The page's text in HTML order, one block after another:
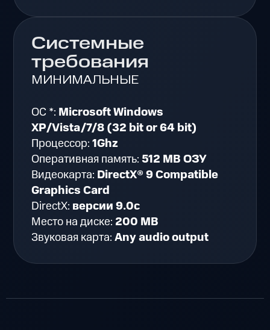
Системные
требования
МИНИМАЛЬНЫЕ
ОС *: Microsoft Windows
XP/Vista/7/8 (32 bit or 64 bit)
Процессор:1Ghz
Оперативная память:512 MB ОЗУ
Видеокарта: DirectX® 9 Compatible
Graphics Card
DirectX: версии 9.0c
Место на диске: 200 MB
Звуковая карта:Any audio output